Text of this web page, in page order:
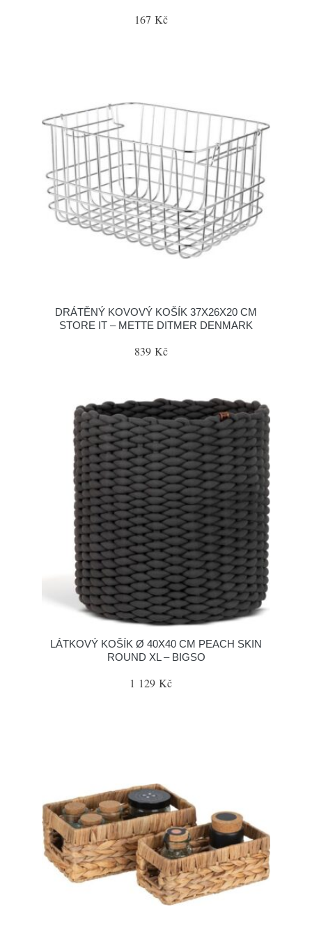
167 Kč
DRÁTĚNÝ KOVOVÝ KOŠÍK 37X26X20 CM
STORE IT – METTE DITMER DENMARK
839 Kč
LÁTKOVÝ KOŠÍK Ø 40X40 CM PEACH SKIN
ROUND XL – BIGSO
1 129 Kč